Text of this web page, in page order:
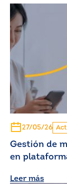
27/05/26
Gestión de
en
Leer más